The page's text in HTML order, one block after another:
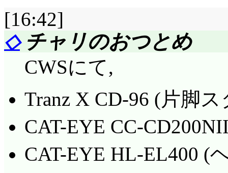
[16:42]
◇チャリのおつとめ
CWSにて,
Tranz X CD-96 (片脚
CAT-EYE CC-
CAT-EYE HL-EL400 (